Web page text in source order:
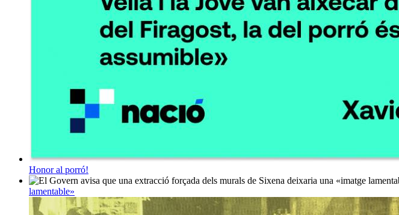
Honor al porró!
lamentable»